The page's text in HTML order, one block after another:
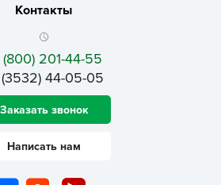
Контакты
(800) 201-44-55
44-05-05
Заказать звонок
Написать нам